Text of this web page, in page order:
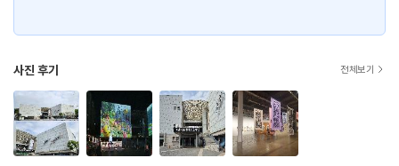
사진 후기 전체보기